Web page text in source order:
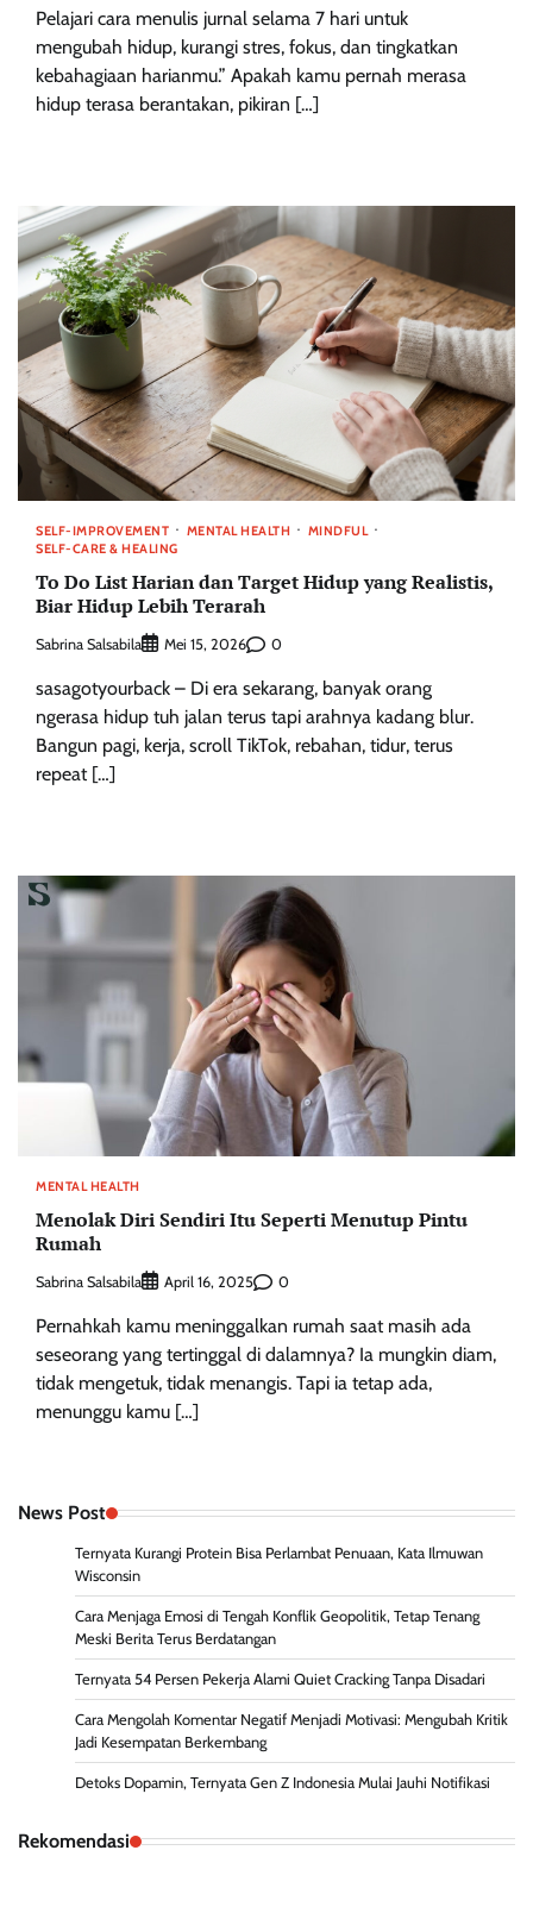
Pelajari cara menulis jurnal selama 7 hari untuk
mengubah hidup, kurangi stres, fokus, dan tingkatkan
kebahagiaan harianmu.” Apakah kamu pernah merasa
hidup terasa berantakan, pikiran […]
SELF-IMPROVEMENT MENTAL HEALTH
MINDFUL
SELF-CARE & HEALING
To Do List Harian dan Target Hidup yang Realistis,
Biar Hidup Lebih Terarah
Sabrina Salsabila Mei 15, 2026 0
sasagotyourback – Di era sekarang, banyak orang
ngerasa hidup tuh jalan terus tapi arahnya kadang blur.
Bangun pagi, kerja, scroll TikTok, rebahan, tidur, terus
repeat […]
MENTAL HEALTH
Menolak Diri Sendiri Itu Seperti Menutup Pintu
Rumah
Sabrina Salsabila April 16, 2025 0
Pernahkah kamu meninggalkan rumah saat masih ada
seseorang yang tertinggal di dalamnya? Ia mungkin diam,
tidak mengetuk, tidak menangis. Tapi ia tetap ada,
menunggu kamu […]
News Post
Ternyata Kurangi Protein Bisa Perlambat Penuaan, Kata Ilmuwan
Wisconsin
Cara Menjaga Emosi di Tengah Konflik Geopolitik, Tetap Tenang
Meski Berita Terus Berdatangan
Ternyata 54 Persen Pekerja Alami Quiet Cracking Tanpa Disadari
Cara Mengolah Komentar Negatif Menjadi Motivasi: Mengubah Kritik
Jadi Kesempatan Berkembang
Detoks Dopamin, Ternyata Gen Z Indonesia Mulai Jauhi Notifikasi
Rekomendasi